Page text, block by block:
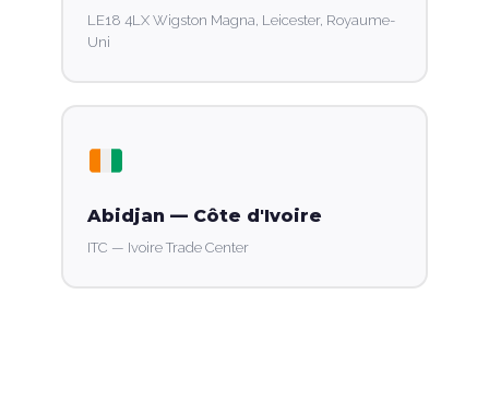
LE18 4LX Wigston Magna, Leicester, Royaume-
Uni
Abidjan — Côte d'Ivoire
ITC — Ivoire Trade Center